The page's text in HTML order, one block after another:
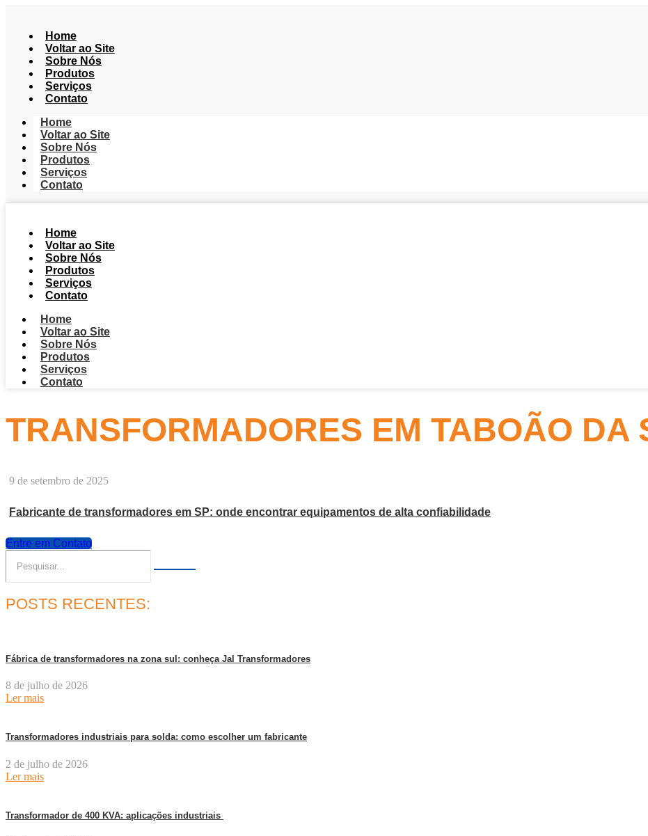
Home
Voltar ao Site
Sobre Nós
Produtos
Serviços
Contato
Home
Voltar ao Site
Sobre Nós
Produtos
Serviços
Contato
Home
Voltar ao Site
Sobre Nós
Produtos
Serviços
Contato
Home
Voltar ao Site
Sobre Nós
Produtos
Serviços
Contato
TRANSFORMADORES EM TABOÃO DA
9 de setembro de 2025
Fabricante de transformadores em SP: onde encontrar equipamentos de alta confiabilidade
Entre em Contato
POSTS RECENTES:
Fábrica de transformadores na zona sul: conheça Jal Transformadores
8 de julho de 2026
Ler mais
Transformadores industriais para solda: como escolher um fabricante
2 de julho de 2026
Ler mais
Transformador de 400 KVA: aplicações industriais